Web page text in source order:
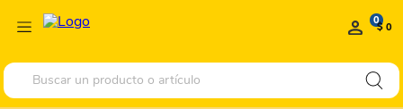
0$ 0
Buscar un producto o artículo